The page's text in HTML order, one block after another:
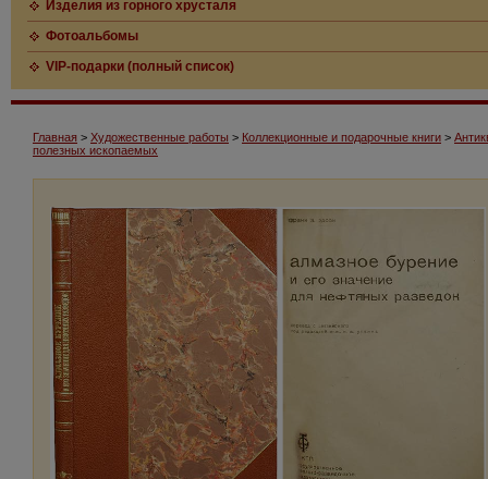
Изделия из горного хрусталя
Фотоальбомы
VIP-подарки (полный список)
Главная > Художественные работы > Коллекционные и подарочные книги >
полезных ископаемых